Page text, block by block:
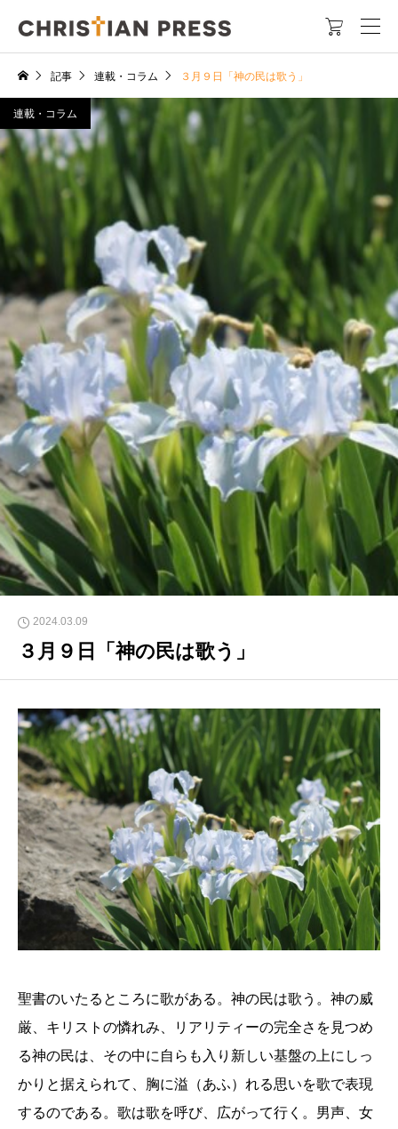

記事 連載・コラム ３月９日「神の民は歌う」
連載・コラム
2024.03.09
３月９日「神の民は歌う」
聖書のいたるところに歌がある。神の民は歌う。神の威
厳、キリストの憐れみ、リアリティーの完全さを見つめ
る神の民は、その中に自らも入り新しい基盤の上にしっ
かりと据えられて、胸に溢（あふ）れる思いを歌で表現
するのである。歌は歌を呼び、広がって行く。男声、女